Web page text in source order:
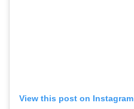
View this post on Instagram